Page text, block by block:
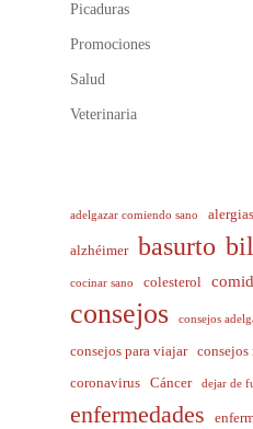
Picaduras
Promociones
Salud
Veterinaria
adelgazar comiendo sano alergias
alzhéimer basurto
cocinar sano colesterol
consejos consejos
consejos para viajar
coronavirus Cáncer dejar de
enfermedades